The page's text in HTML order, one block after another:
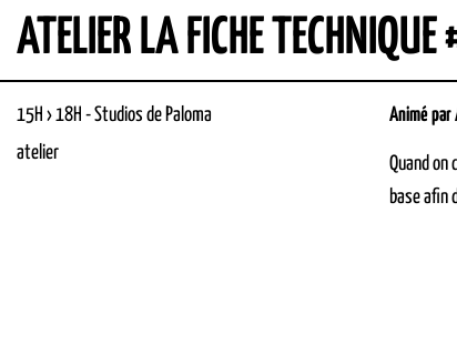
ATELIER LA FICHE
15H › 18H -Studios de Paloma
atelier
Animé par
Quand on
base afin